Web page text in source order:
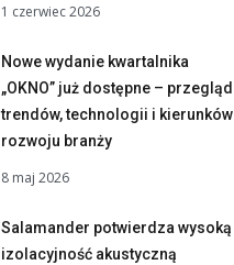
1 czerwiec 2026
Nowe wydanie kwartalnika
„OKNO” już dostępne – przegląd
trendów, technologii i kierunków
rozwoju branży
8 maj 2026
Salamander potwierdza wysoką
izolacyjność akustyczną